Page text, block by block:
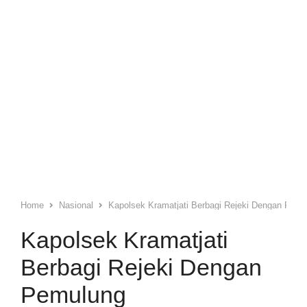
Home Nasional Kapolsek Kramatjati Berbagi Rejeki Dengan
Kapolsek Kramatjati
Berbagi Rejeki Dengan
Pemulung